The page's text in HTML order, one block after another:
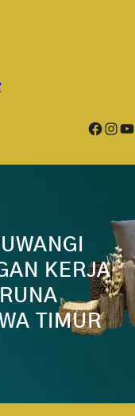
Facebook InstagramYouTube
KERJA
TIMUR